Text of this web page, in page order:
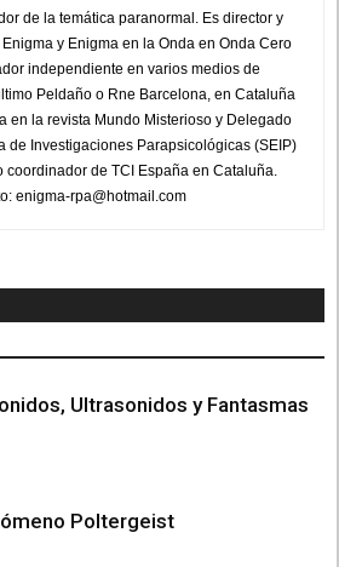
de la temática paranormal. Es director y
y Enigma en la Onda en Onda Cero
independiente en varios medios de
Peldaño o Rne Barcelona, en Cataluña
en la revista Mundo Misterioso y Delegado
de Investigaciones Parapsicológicas (SEIP)
coordinador de TCI España en Cataluña.
enigma-rpa@hotmail.com
Ultrasonidos y Fantasmas
Poltergeist